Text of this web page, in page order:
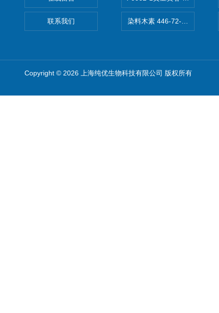
联系我们 染料木素 446-72-0
Copyright © 2026 上海纯优生物科技有限公司 版权所有